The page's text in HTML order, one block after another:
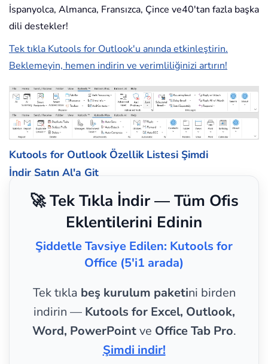
İspanyolca, Almanca, Fransızca, Çince ve40'tan fazla başka
dili destekler!
Tek tıkla Kutools for Outlook'u anında etkinleştirin.
Beklemeyin, hemen indirin ve verimliliğinizi artırın!
Kutools for Outlook Özellik Listesi Şimdi
İndir Satın Al'a Git
🚀 Tek Tıkla İndir — Tüm Ofis
Eklentilerini Edinin
Şiddetle Tavsiye Edilen: Kutools for
Office (5'i1 arada)
Tek tıkla beş kurulum paketini birden
indirin — Kutools for Excel, Outlook,
Word, PowerPointve Office Tab Pro.
Şimdi indir!